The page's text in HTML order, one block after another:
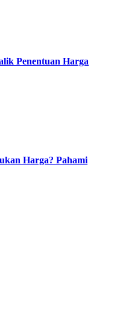
Penentuan Harga
Harga? Pahami